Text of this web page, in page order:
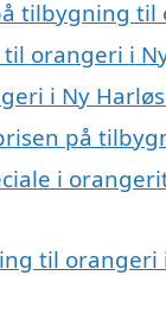
tilbygning til
orangeri i
i Ny
på
i
til